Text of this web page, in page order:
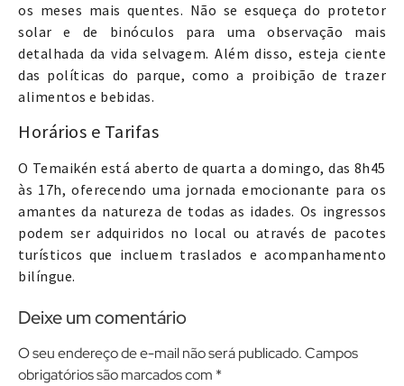
os meses mais quentes. Não se esqueça do protetor
solar e de binóculos para uma observação mais
detalhada da vida selvagem. Além disso, esteja ciente
das políticas do parque, como a proibição de trazer
alimentos e bebidas.
Horários e Tarifas
O Temaikén está aberto de quarta a domingo, das 8h45
às 17h, oferecendo uma jornada emocionante para os
amantes da natureza de todas as idades. Os ingressos
podem ser adquiridos no local ou através de pacotes
turísticos que incluem traslados e acompanhamento
bilíngue.
Deixe um comentário
O seu endereço de e-mail não será publicado.Campos
obrigatórios são marcados com *